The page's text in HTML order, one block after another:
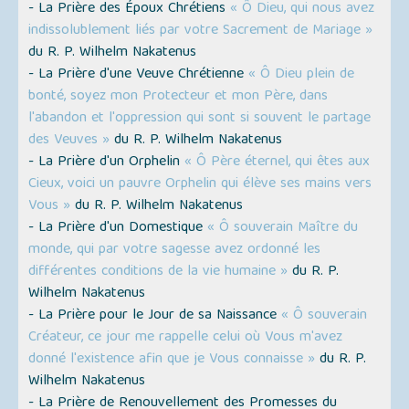
- La Prière des Époux Chrétiens « Ô Dieu, qui nous avez
indissolublement liés par votre Sacrement de Mariage »
du R. P. Wilhelm Nakatenus
- La Prière d'une Veuve Chrétienne « Ô Dieu plein de
bonté, soyez mon Protecteur et mon Père, dans
l'abandon et l'oppression qui sont si souvent le partage
des Veuves » du R. P. Wilhelm Nakatenus
- La Prière d'un Orphelin « Ô Père éternel, qui êtes aux
Cieux, voici un pauvre Orphelin qui élève ses mains vers
Vous » du R. P. Wilhelm Nakatenus
- La Prière d'un Domestique « Ô souverain Maître du
monde, qui par votre sagesse avez ordonné les
différentes conditions de la vie humaine » du R. P.
Wilhelm Nakatenus
- La Prière pour le Jour de sa Naissance « Ô souverain
Créateur, ce jour me rappelle celui où Vous m'avez
donné l'existence afin que je Vous connaisse » du R. P.
Wilhelm Nakatenus
- La Prière de Renouvellement des Promesses du